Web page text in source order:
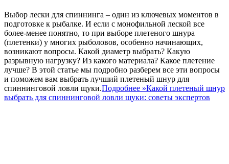
Выбор лески для спиннинга – один из ключевых моментов в
подготовке к рыбалке. И если с монофильной леской все
более-менее понятно, то при выборе плетеного шнура
(плетенки) у многих рыболовов, особенно начинающих,
возникают вопросы. Какой диаметр выбрать? Какую
разрывную нагрузку? Из какого материала? Какое плетение
лучше? В этой статье мы подробно разберем все эти вопросы
и поможем вам выбрать лучший плетеный шнур для
спиннинговой ловли щуки.Подробнее »Какой плетеный шнур
выбрать для спиннинговой ловли щуки: советы экспертов